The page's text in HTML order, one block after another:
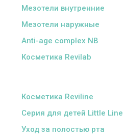
Мезотели внутренние
Мезотели наружные
Anti-age complex NB
Косметика Revilab
Косметика Reviline
Серия для детей Little Line
Уход за полостью рта